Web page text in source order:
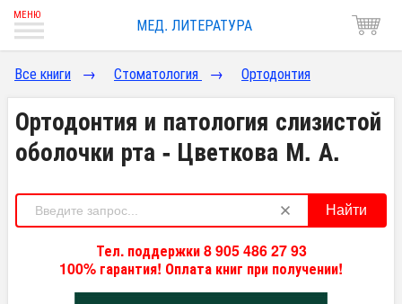
МЕД. ЛИТЕРАТУРА
Все книги → Стоматология → Ортодонтия
Ортодонтия и патология слизистой
оболочки рта - Цветкова М. А.
Найти
Тел. поддержки 8 905 486 27 93
100% гарантия! Оплата книг при получении!